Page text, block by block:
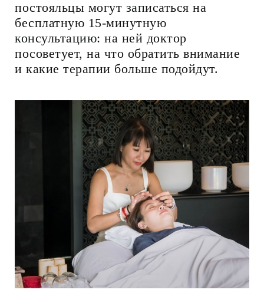
постояльцы могут записаться на
бесплатную 15-минутную
консультацию: на ней доктор
посоветует, на что обратить внимание
и какие терапии больше подойдут.